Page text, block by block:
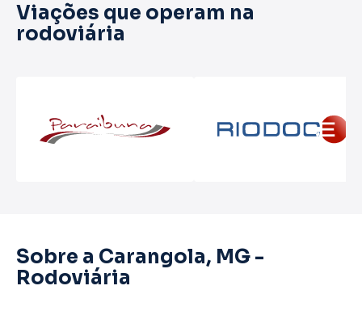
Viações que operam na
rodoviária
Sobre a Carangola, MG -
Rodoviária